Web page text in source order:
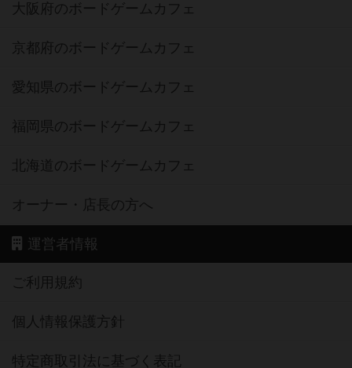
大阪府のボードゲームカフェ
京都府のボードゲームカフェ
愛知県のボードゲームカフェ
福岡県のボードゲームカフェ
北海道のボードゲームカフェ
オーナー・店長の方へ
運営者情報
ご利用規約
個人情報保護方針
特定商取引法に基づく表記